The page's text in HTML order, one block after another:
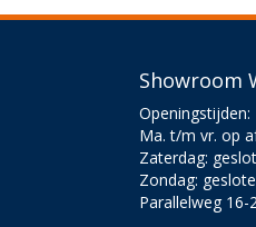
Showroom
Openingstijden:
Ma. t/m vr. op
Zaterdag:
Zondag:
Parallelweg